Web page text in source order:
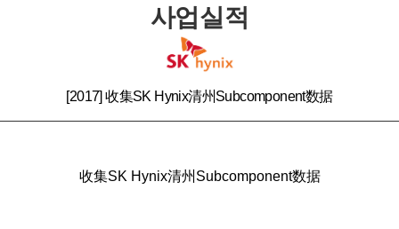
사업실적
[2017] 收集SK Hynix清州Subcomponent数据
收集SK Hynix清州Subcomponent数据